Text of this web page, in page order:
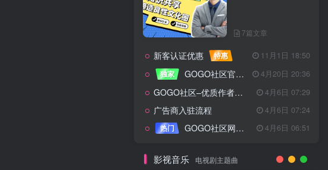
7篇文章
新客认证优惠 特惠
11月1日 18:50
独家
GOGO社区官方成员认证 4月20日 20:36
GOGO社区–优质作者认证 4月6日 07:29
广告商入驻流程
4月6日 07:24
热门
GOGO社区网站搭建(自助服务) 4月6日 06:51
影视音乐 电视剧主题曲